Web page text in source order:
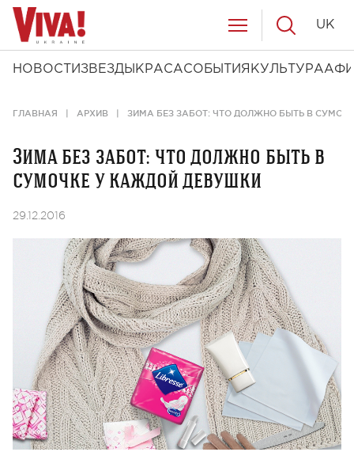
НОВОСТИ ЗВЕЗДЫ КРАСАСОБЫТИЯ КУЛЬТУРА
UK
ГЛАВНАЯ АРХИВ ЗИМА БЕЗ ЗАБОТ: ЧТО ДОЛЖНО БЫТЬ В
Зима без забот: что должно быть в
сумочке у каждой девушки
29.12.2016